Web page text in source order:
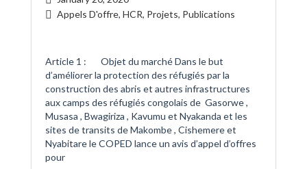
Appels D'offre, HCR, Projets, Publications
Article 1 : Objet du marché Dans le but
d’améliorer la protection des réfugiés par la
construction des abris et autres infrastructures
aux camps des réfugiés congolais de Gasorwe ,
Musasa , Bwagiriza , Kavumu et Nyakanda et les
sites de transits de Makombe , Cishemere et
Nyabitare le COPED lance un avis d’appel d’offres
pour